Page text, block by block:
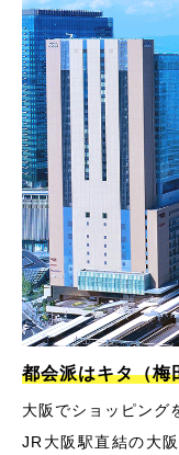
都会派はキタ（梅
大阪でショッピング
JR大阪駅直結の大